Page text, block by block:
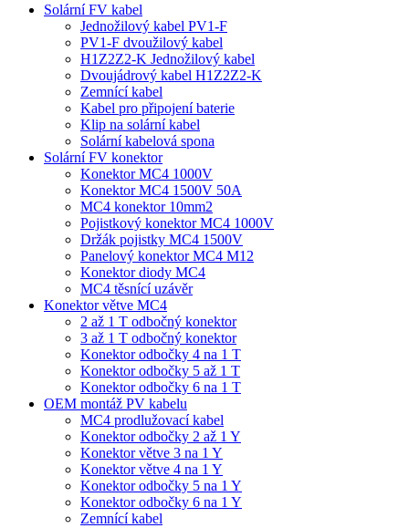
Solární FV kabel
Jednožilový kabel PV1-F
PV1-F dvoužilový kabel
H1Z2Z2-K Jednožilový kabel
Dvoujádrový kabel H1Z2Z2-K
Zemnící kabel
Kabel pro připojení baterie
Klip na solární kabel
Solární kabelová spona
Solární FV konektor
Konektor MC4 1000V
Konektor MC4 1500V 50A
MC4 konektor 10mm2
Pojistkový konektor MC4 1000V
Držák pojistky MC4 1500V
Panelový konektor MC4 M12
Konektor diody MC4
MC4 těsnící uzávěr
Konektor větve MC4
2 až 1 T odbočný konektor
3 až 1 T odbočný konektor
Konektor odbočky 4 na 1 T
Konektor odbočky 5 až 1 T
Konektor odbočky 6 na 1 T
OEM montáž PV kabelu
MC4 prodlužovací kabel
Konektor odbočky 2 až 1 Y
Konektor větve 3 na 1 Y
Konektor větve 4 na 1 Y
Konektor odbočky 5 na 1 Y
Konektor odbočky 6 na 1 Y
Zemnící kabel